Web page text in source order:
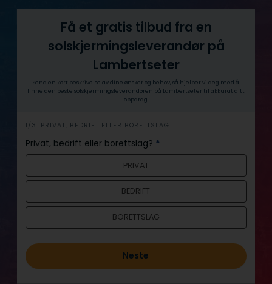
Få et gratis tilbud fra en
solskjermingsleverandør på
Lambertseter
Send en kort beskrivelse av dine ønsker og behov, så hjelper vi deg med å
finne den beste solskjermingsleverandøren på Lambertseter til akkurat ditt
oppdrag.
h
e
r
1/3: PRIVAT, BEDRIFT ELLER BORETTSLAG
Privat, bedrift eller borettslag? *
PRIVAT
BEDRIFT
BORETTSLAG
Neste